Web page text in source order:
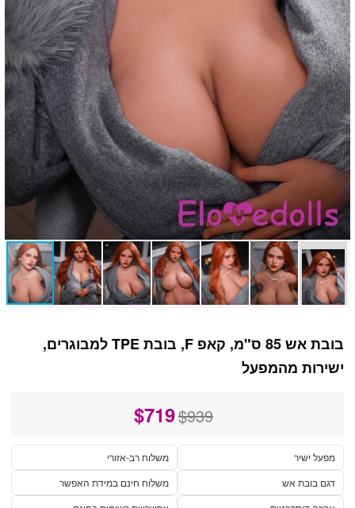
בובת אש 85 ס"מ, קאפ F, בובת TPE למבוגרים,
ישירות מהמפעל
$939
$719
מפעל ישיר
משלוח רב-אזורי
דגם בובת אש
משלוח חינם במידת האפשר